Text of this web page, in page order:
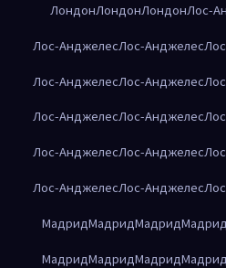
ЛондонЛондонЛондонЛос-
Лос-АнджелесЛос-Анджелес
Лос-АнджелесЛос-Анджелес
Лос-АнджелесЛос-Анджелес
Лос-АнджелесЛос-Анджелес
Лос-АнджелесЛос-Анджелес
МадридМадридМадридМадрид
МадридМадридМадридМадрид